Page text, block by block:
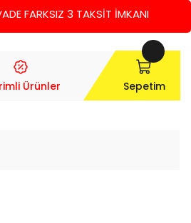
FARKSIZ 3 TAKSİT İMKANI
Ürünler Sepetim